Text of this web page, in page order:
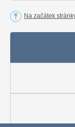
Na začátek